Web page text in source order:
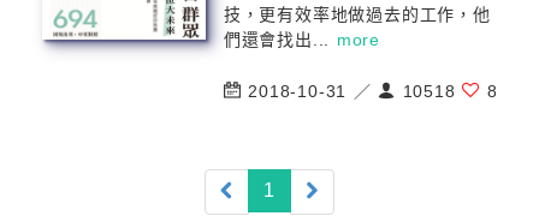
技，更有效率地做過去的工作，他
們還會找出... more
2018-10-31 ／ 10518 8
1 (current)